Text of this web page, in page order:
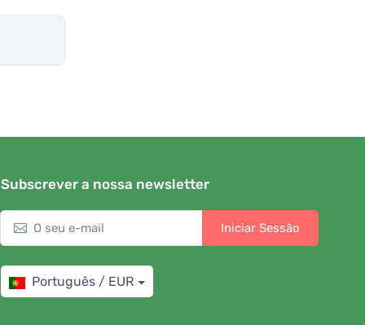
Subscrever a nossa newsletter
Iniciar Sessão
Português / EUR